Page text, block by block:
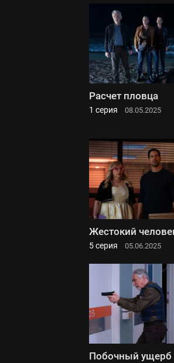
Расчет пловца
1 серия 08.05.2025
Жестокий
5 серия 05.06.2025
Побочный ущерб